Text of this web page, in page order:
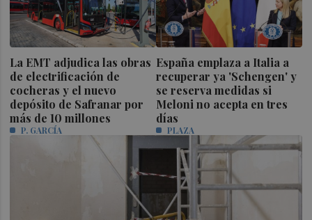
La EMT adjudica las obras
de electrificación de
cocheras y el nuevo
depósito de Safranar por
más de 10 millones
P. GARCÍA
España emplaza a Italia a
recuperar ya 'Schengen' y
se reserva medidas si
Meloni no acepta en tres
días
PLAZA